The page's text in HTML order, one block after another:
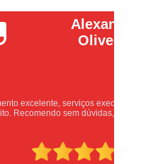
executados com carinho e
merece 10 estrelas